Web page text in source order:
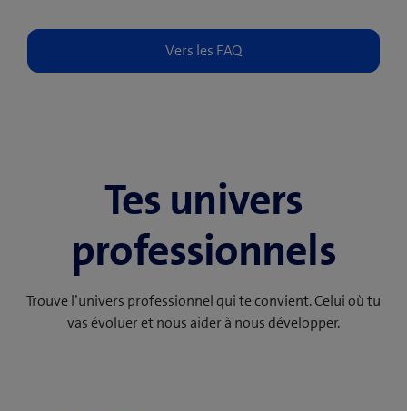
Tes univers
professionnels
Trouve l’univers professionnel qui te convient. Celui où tu
vas évoluer et nous aider à nous développer.